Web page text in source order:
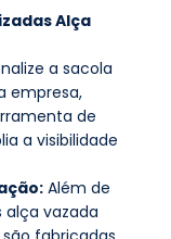
Alça
a sacola
empresa,
de
a visibilidade
Além de
alça vazada